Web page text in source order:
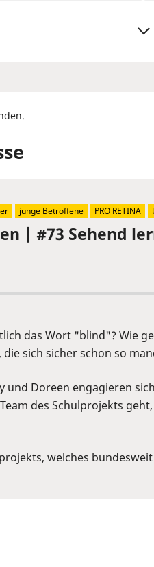
| #73 Sehend
das Wort "blind"? Wie
die sich sicher schon so
und Doreen engagieren
des Schulprojekts
welches
junge Betroffene PRO RETINA